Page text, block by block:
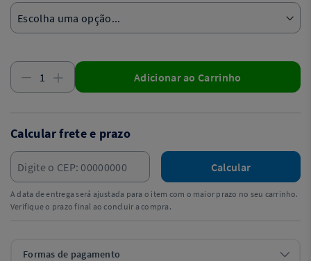
Adicionar ao Carrinho
Calcular frete e prazo
Calcular
A data de entrega será ajustada para o item com o maior prazo no seu carrinho.
Verifique o prazo final ao concluir a compra.
Formas de pagamento